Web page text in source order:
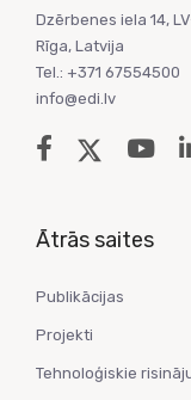
Dzērbenes iela 14,
Rīga, Latvija
Tel.: +371 67554500
info@edi.lv
Ātrās saites
Publikācijas
Projekti
Tehnoloģiskie